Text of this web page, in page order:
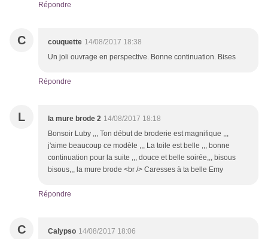
Répondre
C couquette 14/08/2017 18:38
Un joli ouvrage en perspective. Bonne continuation. Bises
Répondre
L la mure brode 2 14/08/2017 18:18
Bonsoir Luby ,,, Ton début de broderie est magnifique ,,,
j'aime beaucoup ce modèle ,,, La toile est belle ,,, bonne
continuation pour la suite ,,, douce et belle soirée,,, bisous
bisous,,, la mure brode <br /> Caresses à ta belle Emy
Répondre
C Calypso 14/08/2017 18:06